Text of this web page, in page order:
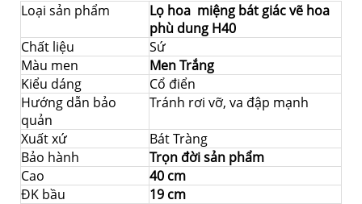
Loại sản phẩm
Lọ hoa miệng bát giác vẽ hoa
phù dung H40
Chất liệu
Sứ
Màu men
Men Trắng
Kiểu dáng
Cổ điển
Hướng dẫn bảo
quản
Tránh rơi vỡ, va đập mạnh
Xuất xứ
Bát Tràng
Bảo hành
Trọn đời sản phẩm
Cao
40 cm
ĐK bầu
19 cm